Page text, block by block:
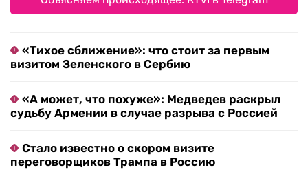
«Тихое сближение»: что стоит за первым
визитом Зеленского в Сербию
«А может, что похуже»: Медведев раскрыл
судьбу Армении в случае разрыва с Россией
Стало известно о скором визите
переговорщиков Трампа в Россию